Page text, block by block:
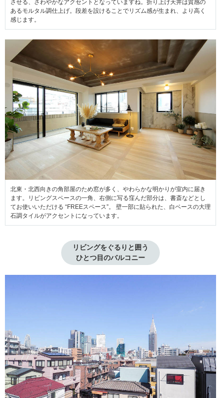
させる、さわやかなアクセントとなっていますね。折り上げ天井は質感の
あるモルタル調仕上げ。段差を設けることでリズム感が生まれ、より高く
感じます。
北東・北西向きの角部屋のため窓が多く、やわらかな明かりが室内に届き
ます。リビングスペースの一角、右側に写る窪んだ部分は、書斎などとし
てお使いいただける “FREEスペース”。 壁一部に貼られた、白ベースの大理
石調タイルがアクセントになっています。
リビングをぐるりと囲う
ひとつ目のバルコニー